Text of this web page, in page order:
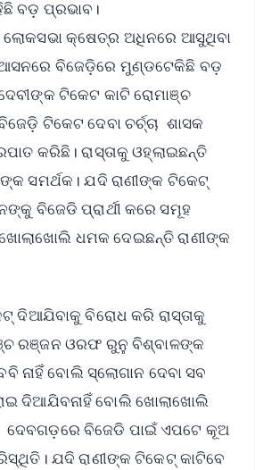
ବଡ଼ ପ୍ରଭାବ।
କ୍ଷେତ୍ର ଅଧିନରେ ଆସୁଥିବା
ବିଜେଡ଼ିରେ ମୁଣ୍ଡଟେକିଛି ବଡ଼
ଟିକେଟ କାଟି ରୋମାଞ୍ଚ
ଟିକେଟ ଦେବା ଚର୍ଚ୍ଚା ଶାସକ
କରିଛି। ରାସ୍ତାକୁ ଓହ୍ଲାଇଛନ୍ତି
ସମର୍ଥକ। ଯଦି ରାଣୀଙ୍କ ଟିକେଟ୍
ବିଜେଡି ପ୍ରାର୍ଥୀ କରେ ସମୂହ
ଧମକ ଦେଇଛନ୍ତି ରାଣୀଙ୍କ
ଦିଆଯିବାକୁ ବିରୋଧ କରି ରାସ୍ତାକୁ
ରଞ୍ଜନ ଓରଫ ରୁନୁ ବିଶ୍ବାଳଙ୍କ
ନାହିଁ ବୋଲି ସ୍ଲୋଗାନ ଦେବା ସବ
ଦିଆଯିବନାହିଁ ବୋଲି ଖୋଲାଖୋଲି
ଦେବଗଡ଼ରେ ବିଜେଡି ପାଇଁ ଏପଟେ କୂଅ
ଯଦି ରାଣୀଙ୍କ ଟିକେଟ୍ କାଟିବେ